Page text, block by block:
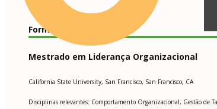
Formação Acadêmica
Mestrado em Liderança Organizacional
California State University, San Francisco, San Francisco, CA
Disciplinas relevantes: Comportamento Organizacional, Gestão de